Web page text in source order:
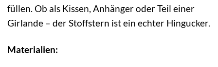
füllen. Ob als Kissen, Anhänger oder Teil einer
Girlande – der Stoffstern ist ein echter Hingucker.
Materialien: